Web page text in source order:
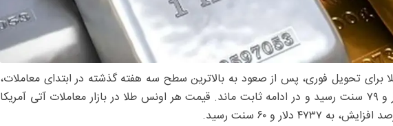
تحویل فوری، پس از صعود به بالاترین سطح سه هفته گذشته در ابتدای معاملات،
با یک درصد کاهش، به ۴۷۲۸ دلار و ۷۹ سنت رسید و در ادامه ثابت ماند. قیمت هر اونس طلا در بازار معاملات آتی آمریکا